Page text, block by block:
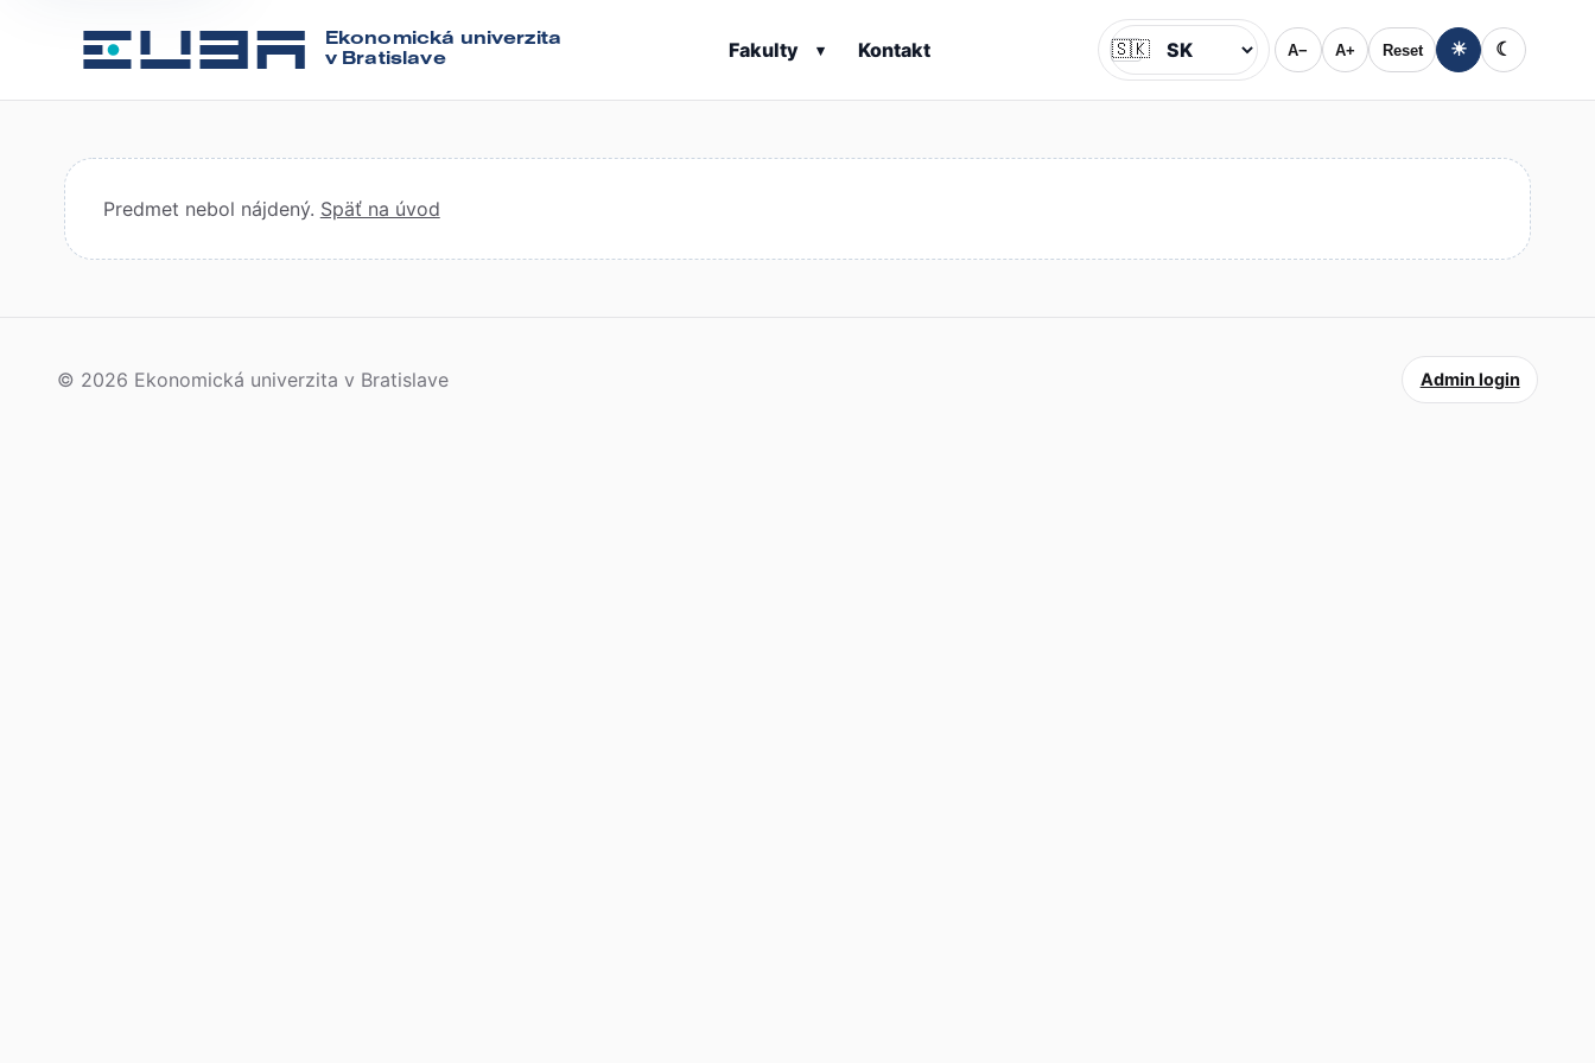
Ekonomická univerzita
v Bratislave
Fakulty ▾ Kontakt Jazyk
🇸🇰 A− A+ Reset ☀ ☾
Predmet nebol nájdený. Späť na úvod
© 2026 Ekonomická univerzita v Bratislave Admin login